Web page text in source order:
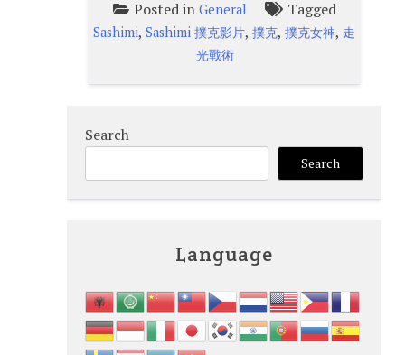
Posted in General Tagged
Sashimi,Sashimi 撲克影片,撲克,撲克女神, 走
光戰術
Search
Search
Language